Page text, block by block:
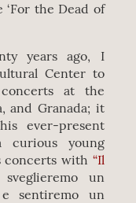
the Dead of
years ago, I
Center to
at the
and Granada; it
ever-present
curious young
concerts with “Il
un
sentiremo un